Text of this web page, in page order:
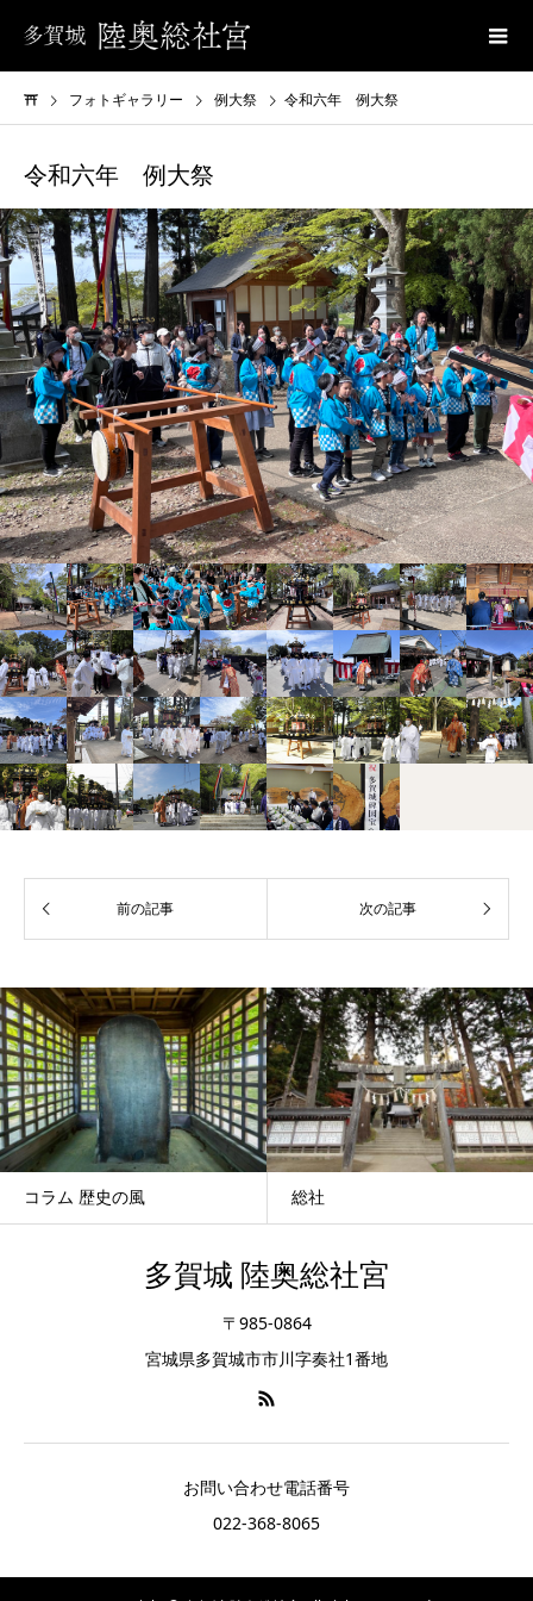
フォトギャラリー 例大祭 令和六年 例大祭
令和六年 例大祭
コラム 歴史の風 総社
多賀城 陸奥総社宮
〒985-0864
宮城県多賀城市市川字奏社1番地
お問い合わせ電話番号
022-368-8065